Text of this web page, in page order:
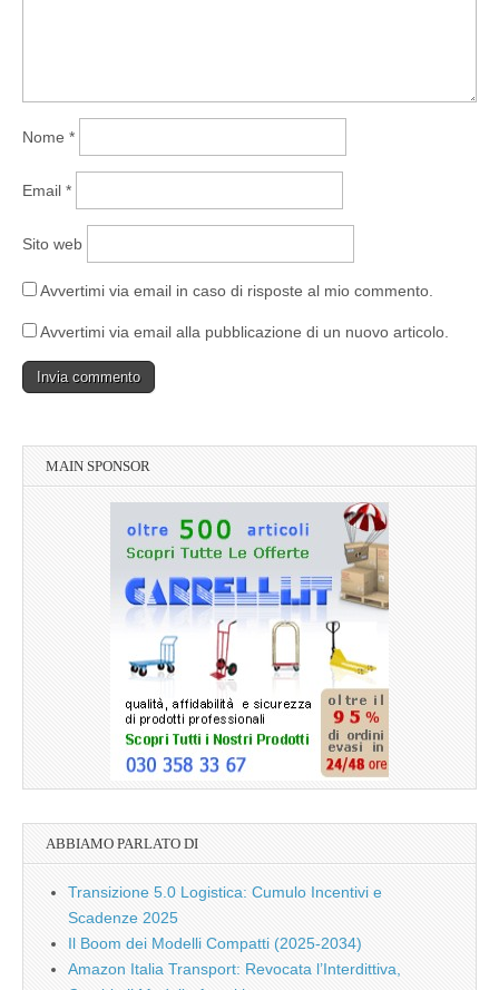
Nome *
Email *
Sito web
Avvertimi via email in caso di risposte al mio commento.
Avvertimi via email alla pubblicazione di un nuovo articolo.
MAIN SPONSOR
ABBIAMO PARLATO DI
Transizione 5.0 Logistica: Cumulo Incentivi e
Scadenze 2025
Il Boom dei Modelli Compatti (2025-2034)
Amazon Italia Transport: Revocata l’Interdittiva,